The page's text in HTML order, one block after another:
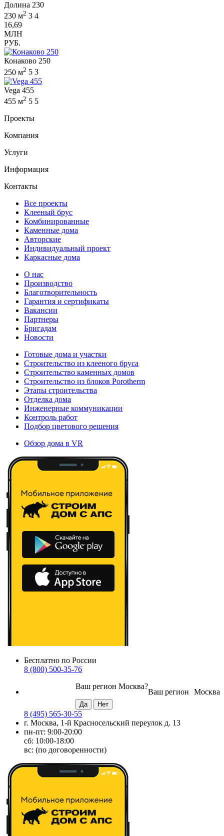
Долина 230
230 м2 3 4
16,69
МЛН
РУБ.
Конаково 250
250 м2 5 3
Vega 455
455 м2 5 5
Проекты
Компания
Услуги
Информация
Контакты
Все проекты
Клееный брус
Комбинированные
Каменные дома
Авторские
Индивидуальный проект
Каркасные дома
О нас
Производство
Благотворительность
Гарантия и сертификаты
Вакансии
Партнеры
Бригадам
Новости
Готовые дома и участки
Строительство из клееного бруса
Строительство каменных домов
Строительство из блоков Porotherm
Этапы строительства
Отделка дома
Инженерные коммуникации
Контроль работ
Подбор цветового решения
Обзор дома в VR
Бесплатно по России
8 (800) 500-35-76
Москва
Ваш регион
Ваш регион Москва?
8 (495) 565-30-55
г. Москва, 1-й Красносельский переулок д. 13
пн-пт: 9:00-20:00
сб: 10:00-18:00
вс: (по договоренности)